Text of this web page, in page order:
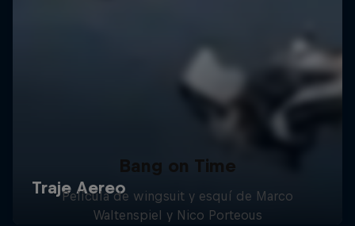
Bang on Time
Película de wingsuit y esquí de Marco
Waltenspiel y Nico Porteous